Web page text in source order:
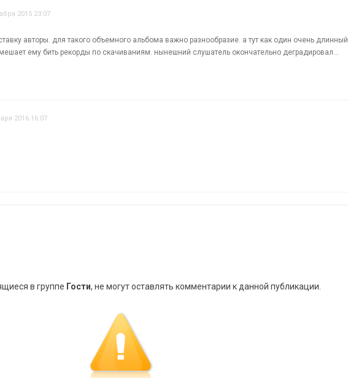
2015 23:07
авторы. для такого объемного альбома важно разнообразие. а тут как один очень длинный
ему бить рекорды по скачиваниям. нынешний слушатель окончательно деградировал...
2016 16:07
в группе Гости, не могут оставлять комментарии к данной публикации.